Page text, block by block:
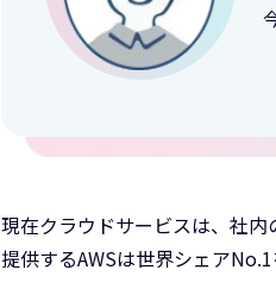
現在クラウドサービスは、社
提供するAWSは世界シェア